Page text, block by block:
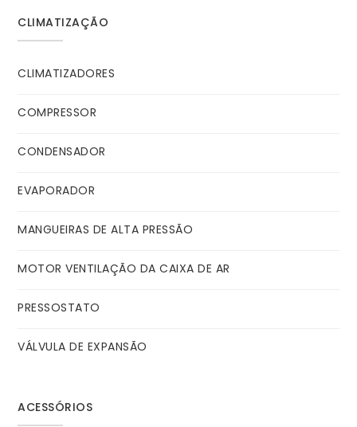
CLIMATIZAÇÃO
CLIMATIZADORES
COMPRESSOR
CONDENSADOR
EVAPORADOR
MANGUEIRAS DE ALTA PRESSÃO
MOTOR VENTILAÇÃO DA CAIXA DE AR
PRESSOSTATO
VÁLVULA DE EXPANSÃO
ACESSÓRIOS